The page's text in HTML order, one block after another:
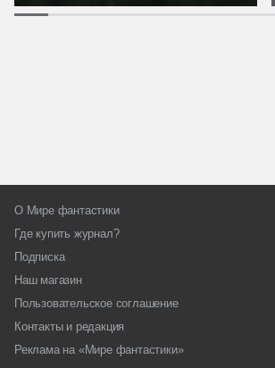
О Мире фантастики
Где купить журнал?
Подписка
Наш магазин
Пользовательское соглашение
Контакты и редакция
Реклама на «Мире фантастики»